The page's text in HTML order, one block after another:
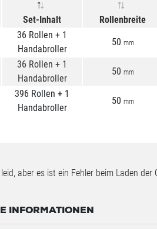
Set-Inhalt Rollenbreite
36 Rollen + 1
Handabroller
50 mm
36 Rollen + 1
Handabroller
50 mm
396 Rollen + 1
Handabroller
50 mm
aber es ist ein Fehler beim Laden
INFORMATIONEN